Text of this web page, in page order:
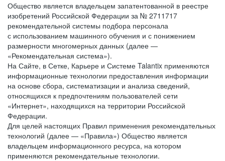
Общество является владельцем запатентованной в реестре
изобретений Российской Федерации за № 2711717
рекомендательной системы подбора персонала
с использованием машинного обучения и с понижением
размерности многомерных данных (далее —
«Рекомендательная система»).
На Сайте, в Сетке, Карьере и Системе Talantix применяются
информационные технологии предоставления информации
на основе сбора, систематизации и анализа сведений,
относящихся к предпочтениям пользователей сети
«Интернет», находящихся на территории Российской
Федерации.
Для целей настоящих Правил применения рекомендательных
технологий (далее — «Правила») Общество является
владельцем информационного ресурса, на котором
применяются рекомендательные технологии.